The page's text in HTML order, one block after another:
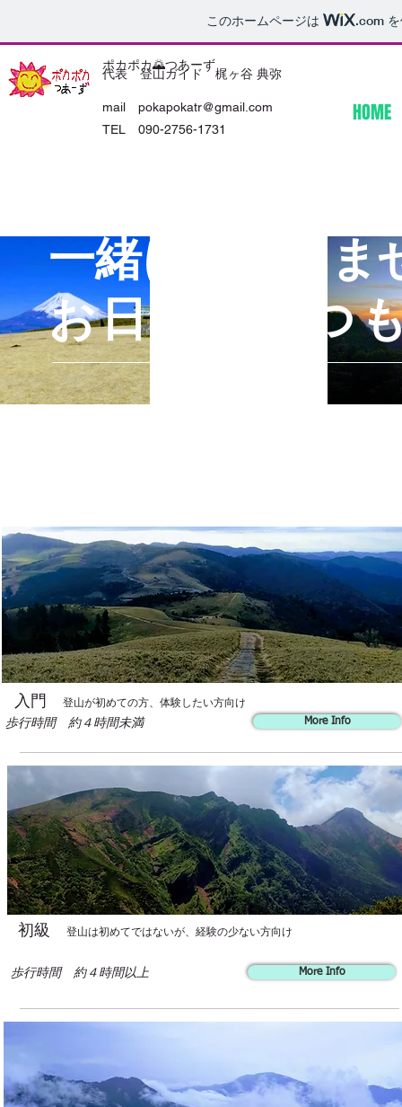
このホームページは .comを
ポカポカつあーず
ポカポカツアーズ
​初め 安い 激安 コス
パ 値引 モンベル
​神奈川 丹沢 秦野 渋
沢 新松田 大倉
​初級 入門 中級 初心
者 体験 ゆっくり
​登山 日帰り 登山ガイド トレ
ッキング ハイキング クライミ
ング
ポカポカ🌄つあーず
代表登山ガイド 梶ヶ谷 典弥
mail pokapokatr@gmail.com HOME
TEL 090-2756-1731
一緒に登山しま
お日様はいつ
ポカポカツアーズ
ポカポカツアーズ
ポカポカツアーズ
ポカポカツアーズ
ポカポカツアーズ
入門 登山が初めての方、体験したい方向け
歩行時間 約４時間未満 More Info
初級 登山は初めてではないが、経験の少ない方向け
歩行時間 約４時間以上 More Info